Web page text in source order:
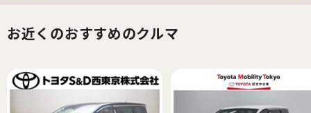
お近くのおすすめのクルマ